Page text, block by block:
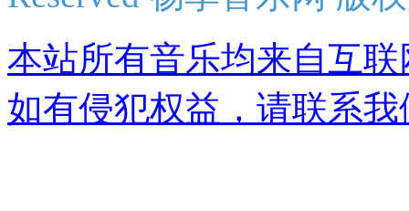
本站所有音乐均来自互
如有侵犯权益，请联系